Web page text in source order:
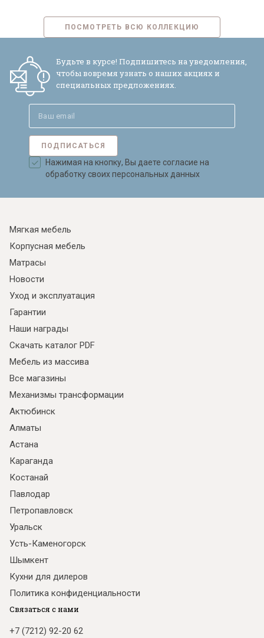
ПОСМОТРЕТЬ ВСЮ КОЛЛЕКЦИЮ
Будьте в курсе! Подпишитесь на уведомления,
чтобы вовремя узнать о наших акциях и
специальных предложениях.
ПОДПИСАТЬСЯ
Нажимая на кнопку, Вы даете согласие на
обработку своих персональных данных
Мягкая мебель
Корпусная мебель
Матрасы
Новости
Уход и эксплуатация
Гарантии
Наши награды
Скачать каталог PDF
Мебель из массива
Все магазины
Механизмы трансформации
Актюбинск
Алматы
Астана
Караганда
Костанай
Павлодар
Петропавловск
Уральск
Усть-Каменогорск
Шымкент
Кухни для дилеров
Политика конфиденциальности
Связаться с нами
+7 (7212) 92-20 62